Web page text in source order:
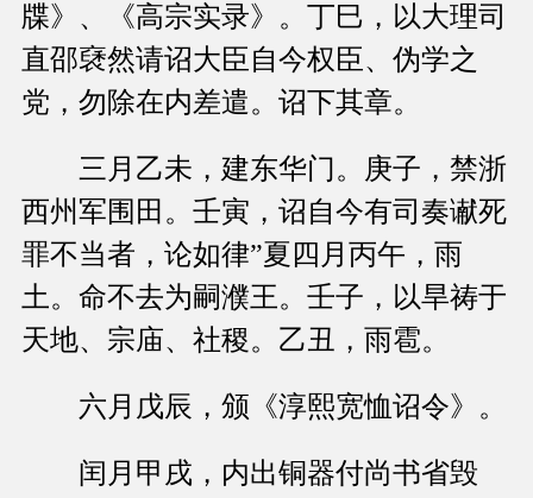
牒》、《高宗实录》。丁巳，以大理司
直邵褎然请诏大臣自今权臣、伪学之
党，勿除在内差遣。诏下其章。
三月乙未，建东华门。庚子，禁浙
西州军围田。壬寅，诏自今有司奏谳死
罪不当者，论如律”夏四月丙午，雨
土。命不去为嗣濮王。壬子，以旱祷于
天地、宗庙、社稷。乙丑，雨雹。
六月戊辰，颁《淳熙宽恤诏令》。
闰月甲戌，内出铜器付尚书省毁